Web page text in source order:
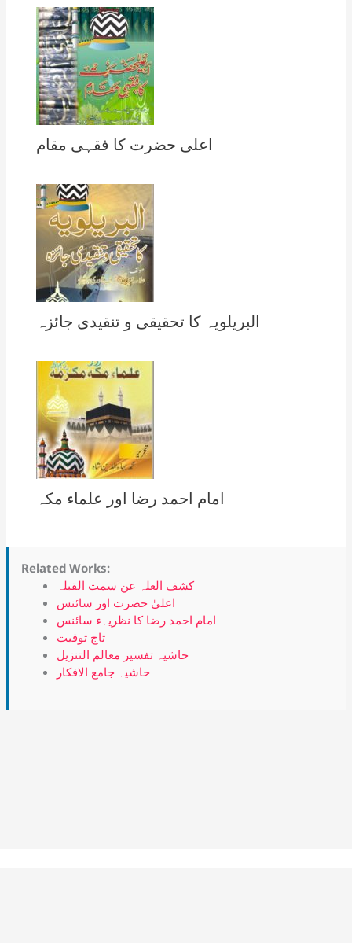
اعلی حضرت کا فقہی مقام
البریلویہ کا تحقیقی و تنقیدی جائزہ
امام احمد رضا اور علماء مکہ
Related Works:
کشف العلہ عن سمت القبلہ
اعلیٰ حضرت اور سائنس
امام احمد رضا کا نظریہء سائنس
تاج توقیت
حاشیہ تفسیر معالم التنزیل
حاشیہ جامع الافکار